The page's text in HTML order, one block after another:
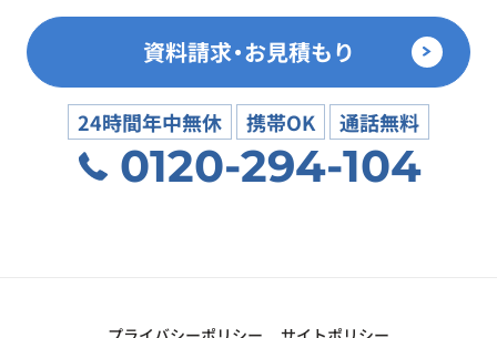
資料請求・お見積もり
24時間年中無休 携帯OK 通話無料
0120-294-104